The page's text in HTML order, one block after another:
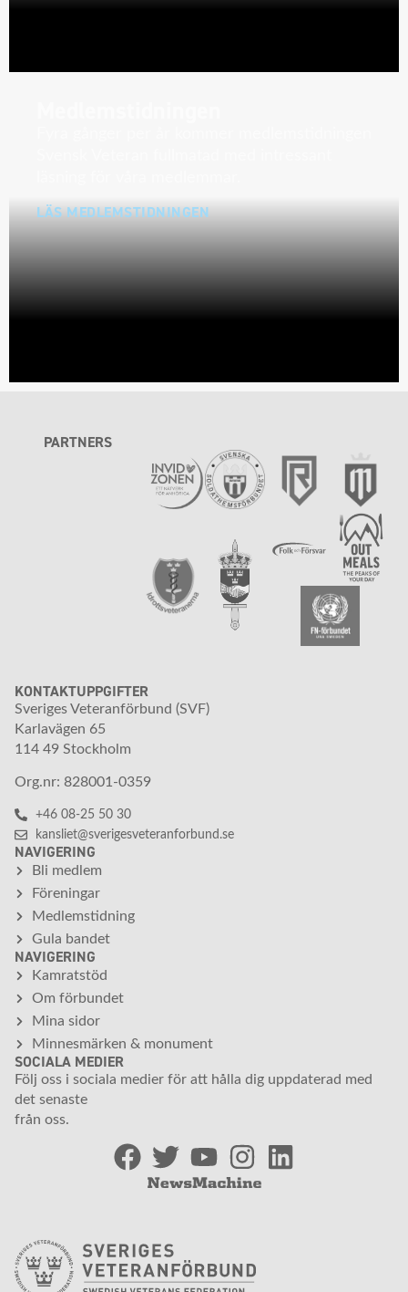
LÄS MEDLEMSTIDNINGEN
PARTNERS
KONTAKTUPPGIFTER
Sveriges Veteranförbund (SVF)
Karlavägen 65
114 49 Stockholm
Org.nr: 828001-0359
+46 08-25 50 30
kansliet@sverigesveteranforbund.se
NAVIGERING
Bli medlem
Föreningar
Medlemstidning
Gula bandet
NAVIGERING
Kamratstöd
Om förbundet
Mina sidor
Minnesmärken & monument
SOCIALA MEDIER
Följ oss i sociala medier för att hålla dig uppdaterad med
det senaste
från oss.